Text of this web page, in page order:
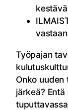
Työpajan
Onko uuden
järkeä?